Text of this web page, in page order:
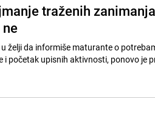
traženih zanimanja
želji da informiše maturante o
početak upisnih aktivnosti, ponovo je